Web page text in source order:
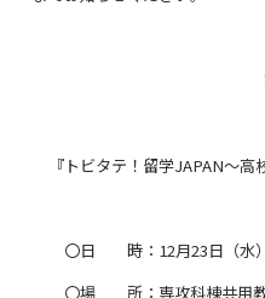
『トビタテ！留学JAPAN～高
〇日 時：12月23日（水）
〇場 所：専攻科棟共用